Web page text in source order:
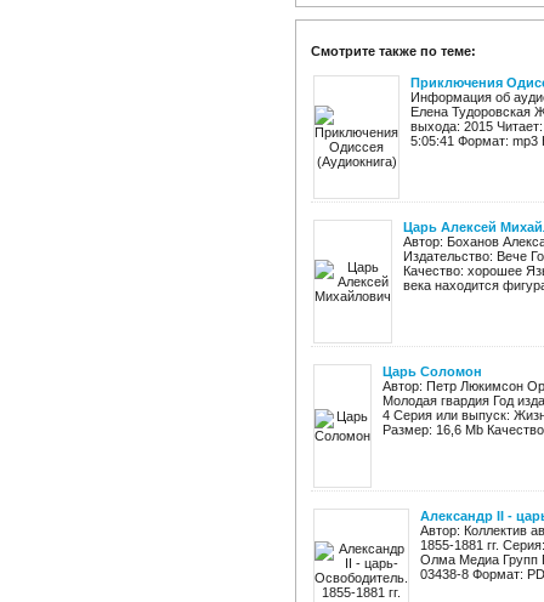
Смотрите также по теме:
Приключения
Информация об
Елена Тудоровская
выхода: 2015
5:05:41 Формат: mp3
Царь Алексей
Автор: Боханов
Издательство: Вече
Качество: хорошее
века находится
Царь Соломон
Автор: Петр Люкимсон
Молодая гвардия Год
4 Серия или выпуск:
Размер: 16,6 Mb
Александр II -
Автор: Коллектив
1855-1881 гг.
Олма Медиа Групп
03438-8 Формат: